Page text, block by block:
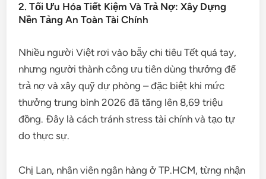
2. Tối Ưu Hóa Tiết Kiệm Và Trả Nợ: Xây Dựng
Nền Tảng An Toàn Tài Chính
Nhiều người Việt rơi vào bẫy chi tiêu Tết quá tay,
nhưng người thành công ưu tiên dùng thưởng để
trả nợ và xây quỹ dự phòng – đặc biệt khi mức
thưởng trung bình 2026 đã tăng lên 8,69 triệu
đồng. Đây là cách tránh stress tài chính và tạo tự
do thực sự.
Chị Lan, nhân viên ngân hàng ở TP.HCM, từng nhận